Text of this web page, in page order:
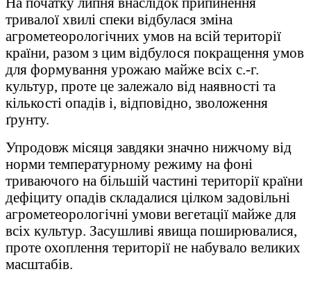
тривалої хвилі спеки відбулася зміна
агрометеорологічних умов на всій території
країни, разом з цим відбулося покращення умов
для формування урожаю майже всіх с.-г.
культур, проте це залежало від наявності та
кількості опадів і, відповідно, зволоження
ґрунту.
Упродовж місяця завдяки значно нижчому від
норми температурному режиму на фоні
триваючого на більшій частині території країни
дефіциту опадів складалися цілком задовільні
агрометеорологічні умови вегетації майже для
всіх культур. Засушливі явища поширювалися,
проте охоплення території не набувало великих
масштабів.